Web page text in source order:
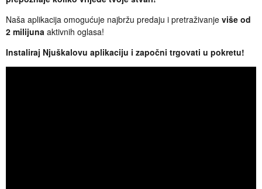
Naša aplikacija omogućuje najbržu predaju i pretraživanjeviše od
2 milijuna aktivnih oglasa!
Instaliraj Njuškalovu aplikaciju i započni trgovati u pokretu!